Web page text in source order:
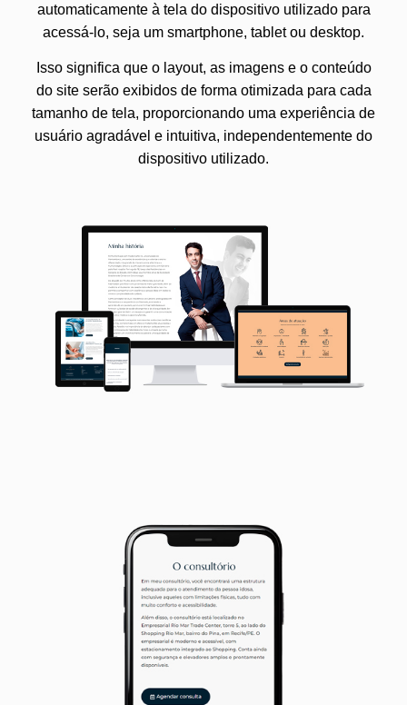
automaticamente à tela do dispositivo utilizado para
acessá-lo, seja um smartphone, tablet ou desktop.
Isso significa que o layout, as imagens e o conteúdo
do site serão exibidos de forma otimizada para cada
tamanho de tela, proporcionando uma experiência de
usuário agradável e intuitiva, independentemente do
dispositivo utilizado.